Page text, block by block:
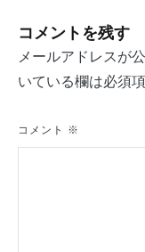
ビ
ゲ
シ
コメントを残す
メールアドレスが
いている欄は必須
コメント ※